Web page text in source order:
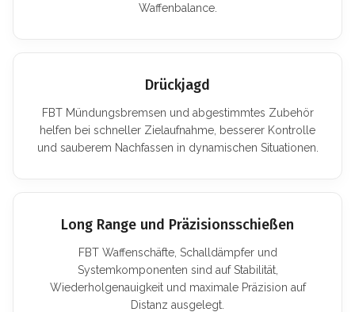
Waffenbalance.
Drückjagd
FBT Mündungsbremsen und abgestimmtes Zubehör
helfen bei schneller Zielaufnahme, besserer Kontrolle
und sauberem Nachfassen in dynamischen Situationen.
Long Range und Präzisionsschießen
FBT Waffenschäfte, Schalldämpfer und
Systemkomponenten sind auf Stabilität,
Wiederholgenauigkeit und maximale Präzision auf
Distanz ausgelegt.